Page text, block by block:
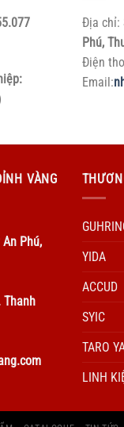
Địa chỉ:
Phú,
Điện
Email:
VÀNG
Phú,
Thanh
YIDA
ACCUD
SYIC
TARO
LINH